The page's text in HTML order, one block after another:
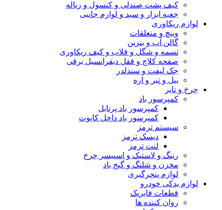
کیف پشت صندلی و کنسول و زباله
جعبه ابزار و سبد و لوازم جانبی
لوازم ریکاوری
وینچ و متعلقات
گالن آب و بنزین
تسمه و شگل و قلاب و کیف ریکاوری
صفحه کلاچ و قفل دیفرانسیل برقی
جک لیفت و سندلدر
بیل و تبر و اره
چرخ و تایر
کمپرسور باد
کمپرسور باد پرتابل
کمپرسور باد داخل کاپوت
سیستم ترمز
دیسک ترمز
لنت ترمز
رینگ و لاستیک و اسپیسر چرخ
مخزن و شلنگ و گیج باد
لوازم پنچرگیری
لوازم یدکی خودرو
قطعات فابریک
روان کننده ها